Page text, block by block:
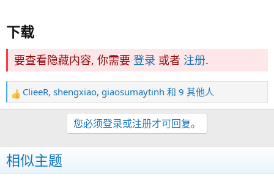
下载​
要查看隐藏内容, 你需要 登录 或者 注册.
反
馈
ClieeR, shengxiao, giaosumaytinh 和 9 其他人
您必须登录或注册才可回复。
相似主题